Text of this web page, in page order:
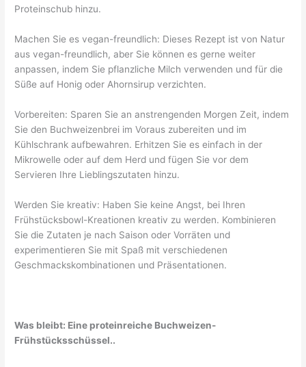
Proteinschub hinzu.
Machen Sie es vegan-freundlich: Dieses Rezept ist von Natur
aus vegan-freundlich, aber Sie können es gerne weiter
anpassen, indem Sie pflanzliche Milch verwenden und für die
Süße auf Honig oder Ahornsirup verzichten.
Vorbereiten: Sparen Sie an anstrengenden Morgen Zeit, indem
Sie den Buchweizenbrei im Voraus zubereiten und im
Kühlschrank aufbewahren. Erhitzen Sie es einfach in der
Mikrowelle oder auf dem Herd und fügen Sie vor dem
Servieren Ihre Lieblingszutaten hinzu.
Werden Sie kreativ: Haben Sie keine Angst, bei Ihren
Frühstücksbowl-Kreationen kreativ zu werden. Kombinieren
Sie die Zutaten je nach Saison oder Vorräten und
experimentieren Sie mit Spaß mit verschiedenen
Geschmackskombinationen und Präsentationen.
Was bleibt: Eine proteinreiche Buchweizen-
Frühstücksschüssel..